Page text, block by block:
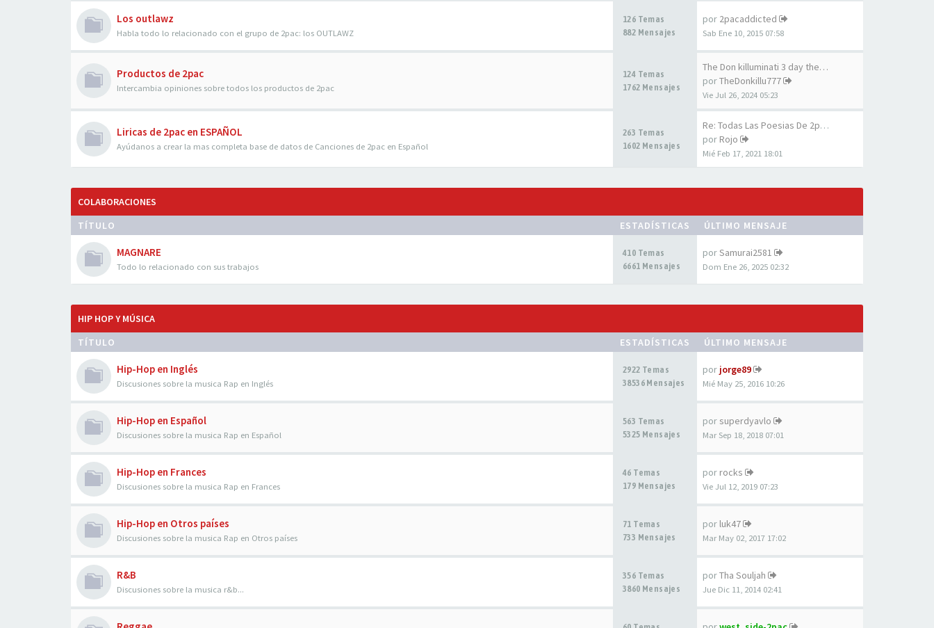
Los outlawz
Habla todo lo relacionado con el grupo de 2pac: los OUTLAWZ
126 Temas
882 Mensajes
por 2pacaddicted
Sab Ene 10, 2015 07:58
Productos de 2pac
Intercambia opiniones sobre todos los productos de 2pac
124 Temas
1762 Mensajes
The Don killuminati 3 day the…
porTheDonkillu777
Vie Jul 26, 2024 05:23
Liricas de 2pac en ESPAÑOL
Ayúdanos a crear la mas completa base de datos de Canciones de 2pac en Español
263 Temas
1602 Mensajes
Re: Todas Las Poesias De 2pac…
por Rojo
Mié Feb 17, 2021 18:01
COLABORACIONES
TÍTULO
ESTADÍSTICAS ÚLTIMO MENSAJE
MAGNARE
Todo lo relacionado con sus trabajos
410 Temas
6661 Mensajes
porSamurai2581
Dom Ene 26, 2025 02:32
HIP HOP Y MÚSICA
TÍTULO
ESTADÍSTICAS ÚLTIMO MENSAJE
Hip-Hop en Inglés
Discusiones sobre la musica Rap en Inglés
2922 Temas
38536 Mensajes
por jorge89
Mié May 25, 2016 10:26
Hip-Hop en Español
Discusiones sobre la musica Rap en Español
563 Temas
5325 Mensajes
por superdyavlo
Mar Sep 18, 2018 07:01
Hip-Hop en Frances
Discusiones sobre la musica Rap en Frances
46 Temas
179 Mensajes
por rocks
Vie Jul 12, 2019 07:23
Hip-Hop en Otros países
Discusiones sobre la musica Rap en Otros países
71 Temas
733 Mensajes
por luk47
Mar May 02, 2017 17:02
R&B
Discusiones sobre la musica r&b...
356 Temas
3860 Mensajes
porTha Souljah
Jue Dic 11, 2014 02:41